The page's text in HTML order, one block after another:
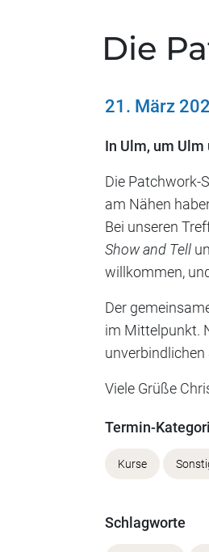
Die
21. März
In Ulm, um
Die Patchwork-
am Nähen
Bei unseren
Show and Tell
willkommen,
Der
im Mittelpunkt.
unverbindlichen
Viele Grüße
Termin-
Kurse
Schlagworte